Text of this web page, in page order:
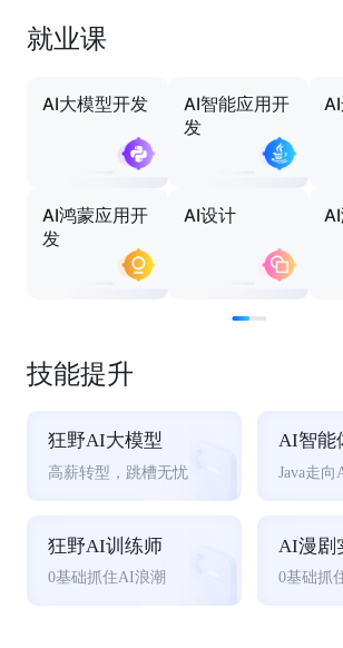
就业课
AI大模型开发
AI智能应用开
发
AI鸿蒙应用开
发
AI设计
技能提升
狂野AI大模型
高薪转型，跳槽无忧
AI智能
Java走
狂野AI训练师
0基础抓住AI浪潮
AI漫剧
0基础抓